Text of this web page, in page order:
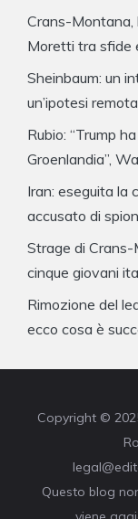
Crans-Montana,
Moretti tra sfide
Sheinbaum: un
un’ipotesi remota
Rubio: “Trump
Groenlandia”,
Iran: eseguita la
accusato di
Strage di Crans-
cinque giovani
Rimozione del
ecco cosa è
Copyright ©
Questo blog